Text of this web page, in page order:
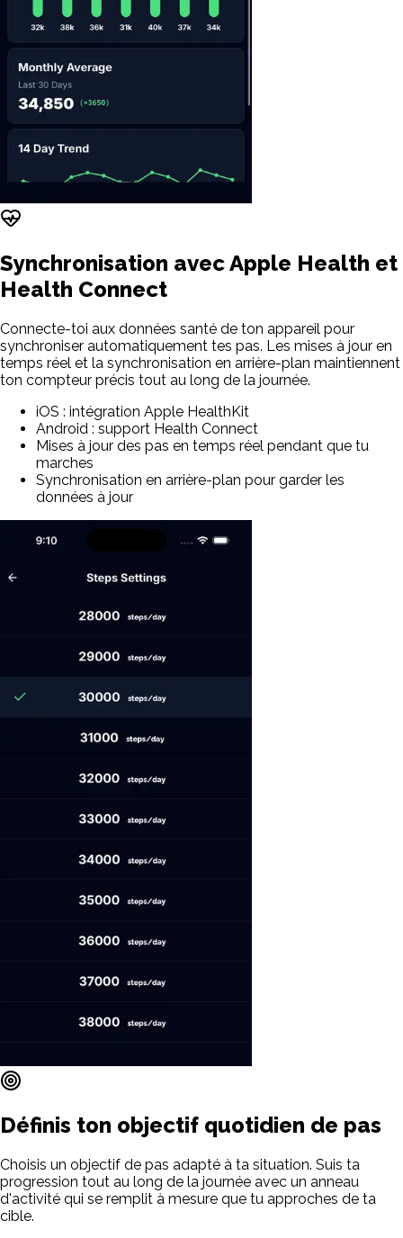
Synchronisation avec Apple Health et
Health Connect
Connecte-toi aux données santé de ton appareil pour
synchroniser automatiquement tes pas. Les mises à jour en
temps réel et la synchronisation en arrière-plan maintiennent
ton compteur précis tout au long de la journée.
iOS : intégration Apple HealthKit
Android : support Health Connect
Mises à jour des pas en temps réel pendant que tu
marches
Synchronisation en arrière-plan pour garder les
données à jour
Définis ton objectif quotidien de pas
Choisis un objectif de pas adapté à ta situation. Suis ta
progression tout au long de la journée avec un anneau
d'activité qui se remplit à mesure que tu approches de ta
cible.